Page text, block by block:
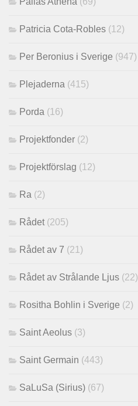
Patricia Cota-Robles (12)
Per Beronius i Sverige (947)
Plejaderna (415)
Porda (16)
Projektfonder (2)
Projektförslag (12)
Ra (2)
Rådet (205)
Rådet av 7 (21)
Rådet av Strålande Ljus (22)
Rositha Bohlin i Sverige (2)
Saint Aeolus (3)
Saint Germain (443)
SaLuSa (Sirius) (67)